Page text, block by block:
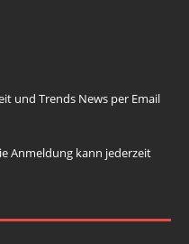
und Trends News per Email
Anmeldung kann jederzeit